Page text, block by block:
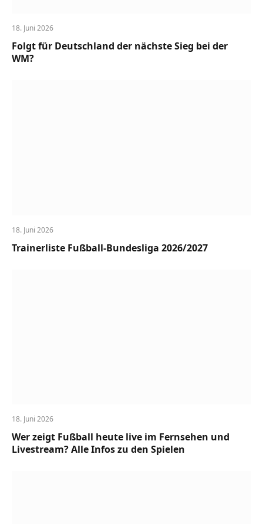
18. Juni 2026
Folgt für Deutschland der nächste Sieg bei der
WM?
18. Juni 2026
Trainerliste Fußball-Bundesliga 2026/2027
18. Juni 2026
Wer zeigt Fußball heute live im Fernsehen und
Livestream? Alle Infos zu den Spielen